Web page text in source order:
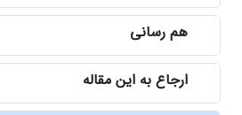
هم رسانی
ارجاع به این مقاله